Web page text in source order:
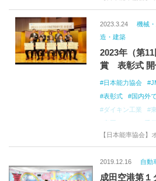
2023.3.24
機械
造・建築
2023年（第
賞 表彰式 開
日本能力協会
表彰式
国内外
ダイキン工業
【日本能率協会】
2019.12.16 自動
成田空港第１